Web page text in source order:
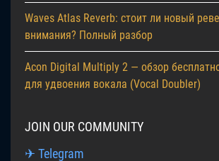
Waves Atlas Reverb: стоит ли новый
внимания? Полный разбор
Acon Digital Multiply 2 — обзор
для удвоения вокала (Vocal Doubler)
JOIN OUR COMMUNITY
✈ Telegram